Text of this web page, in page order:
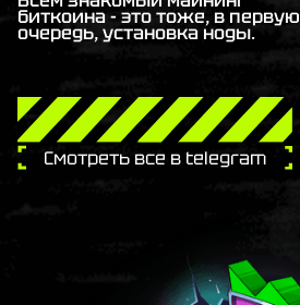
биткоина - это тоже, в первую
очередь, установка ноды.
Смотреть все в telegram